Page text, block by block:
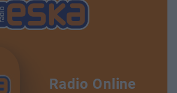
Radio Online